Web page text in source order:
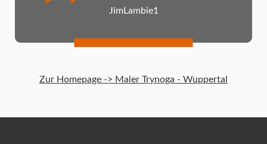
JimLambie1
Zur Homepage -> Maler Trynoga - Wuppertal